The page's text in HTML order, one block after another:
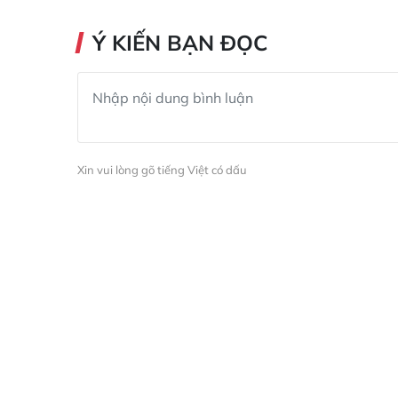
Ý KIẾN BẠN ĐỌC
Xin vui lòng gõ tiếng Việt có dấu